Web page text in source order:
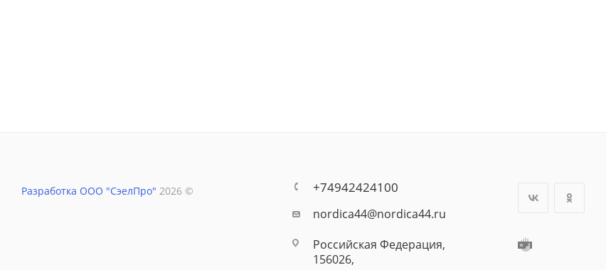
Разработка ООО "СэелПро" 2026 © +74942424100
nordica44@nordica44.ru
Российская Федерация,
156026,